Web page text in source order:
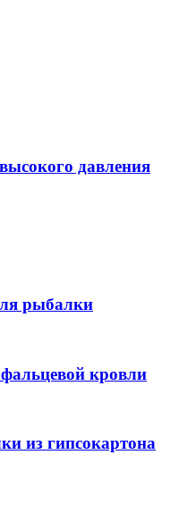
давления
рыбалки
кровли
из гипсокартона